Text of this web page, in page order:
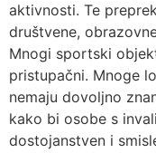
aktivnosti. Te
društvene,
Mnogi sportski
pristupačni. Mnoge
nemaju dovoljno
kako bi osobe s
dostojanstven i